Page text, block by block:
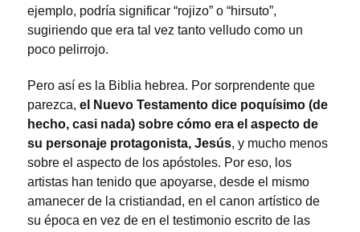
ejemplo, podría significar “rojizo” o “hirsuto”,
sugiriendo que era tal vez tanto velludo como un
poco pelirrojo.
Pero así es la Biblia hebrea. Por sorprendente que
parezca, el Nuevo Testamento dice poquísimo (de
hecho, casi nada) sobre cómo era el aspecto de
su personaje protagonista, Jesús, y mucho menos
sobre el aspecto de los apóstoles. Por eso, los
artistas han tenido que apoyarse, desde el mismo
amanecer de la cristiandad, en el canon artístico de
su época en vez de en el testimonio escrito de las